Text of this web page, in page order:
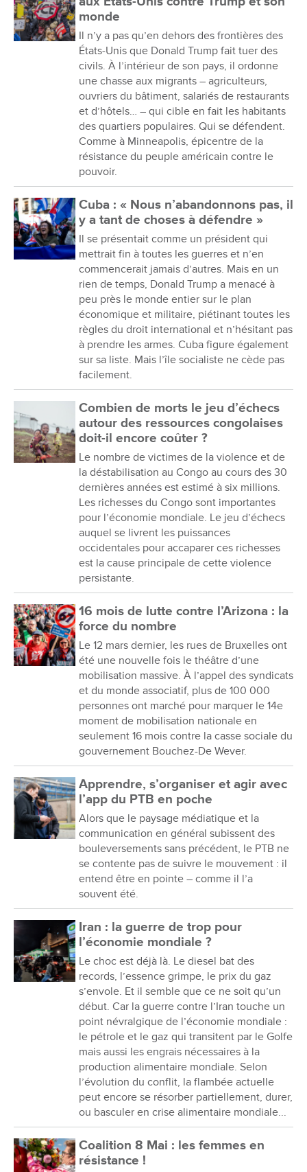
monde
Il n’y a pas qu’en dehors des frontières des
États-Unis que Donald Trump fait tuer des
civils. À l’intérieur de son pays, il ordonne
une chasse aux migrants – agriculteurs,
ouvriers du bâtiment, salariés de restaurants
et d’hôtels… – qui cible en fait les habitants
des quartiers populaires. Qui se défendent.
Comme à Minneapolis, épicentre de la
résistance du peuple américain contre le
pouvoir.
Cuba : « Nous n’abandonnons pas, il
y a tant de choses à défendre »
Il se présentait comme un président qui
mettrait fin à toutes les guerres et n’en
commencerait jamais d’autres. Mais en un
rien de temps, Donald Trump a menacé à
peu près le monde entier sur le plan
économique et militaire, piétinant toutes les
règles du droit international et n’hésitant pas
à prendre les armes. Cuba figure également
sur sa liste. Mais l’île socialiste ne cède pas
facilement.
Combien de morts le jeu d’échecs
autour des ressources congolaises
doit-il encore coûter ?
Le nombre de victimes de la violence et de
la déstabilisation au Congo au cours des 30
dernières années est estimé à six millions.
Les richesses du Congo sont importantes
pour l’économie mondiale. Le jeu d’échecs
auquel se livrent les puissances
occidentales pour accaparer ces richesses
est la cause principale de cette violence
persistante.
16 mois de lutte contre l’Arizona : la
force du nombre
Le 12 mars dernier, les rues de Bruxelles ont
été une nouvelle fois le théâtre d’une
mobilisation massive. À l’appel des syndicats
et du monde associatif, plus de 100 000
personnes ont marché pour marquer le 14e
moment de mobilisation nationale en
seulement 16 mois contre la casse sociale du
gouvernement Bouchez-De Wever.
Apprendre, s’organiser et agir avec
l’app du PTB en poche
Alors que le paysage médiatique et la
communication en général subissent des
bouleversements sans précédent, le PTB ne
se contente pas de suivre le mouvement : il
entend être en pointe – comme il l’a
souvent été.
Iran : la guerre de trop pour
l’économie mondiale ?
Le choc est déjà là. Le diesel bat des
records, l’essence grimpe, le prix du gaz
s’envole. Et il semble que ce ne soit qu’un
début. Car la guerre contre l’Iran touche un
point névralgique de l’économie mondiale :
le pétrole et le gaz qui transitent par le Golfe
mais aussi les engrais nécessaires à la
production alimentaire mondiale. Selon
l’évolution du conflit, la flambée actuelle
peut encore se résorber partiellement, durer,
ou basculer en crise alimentaire mondiale...
Coalition 8 Mai : les femmes en
résistance !